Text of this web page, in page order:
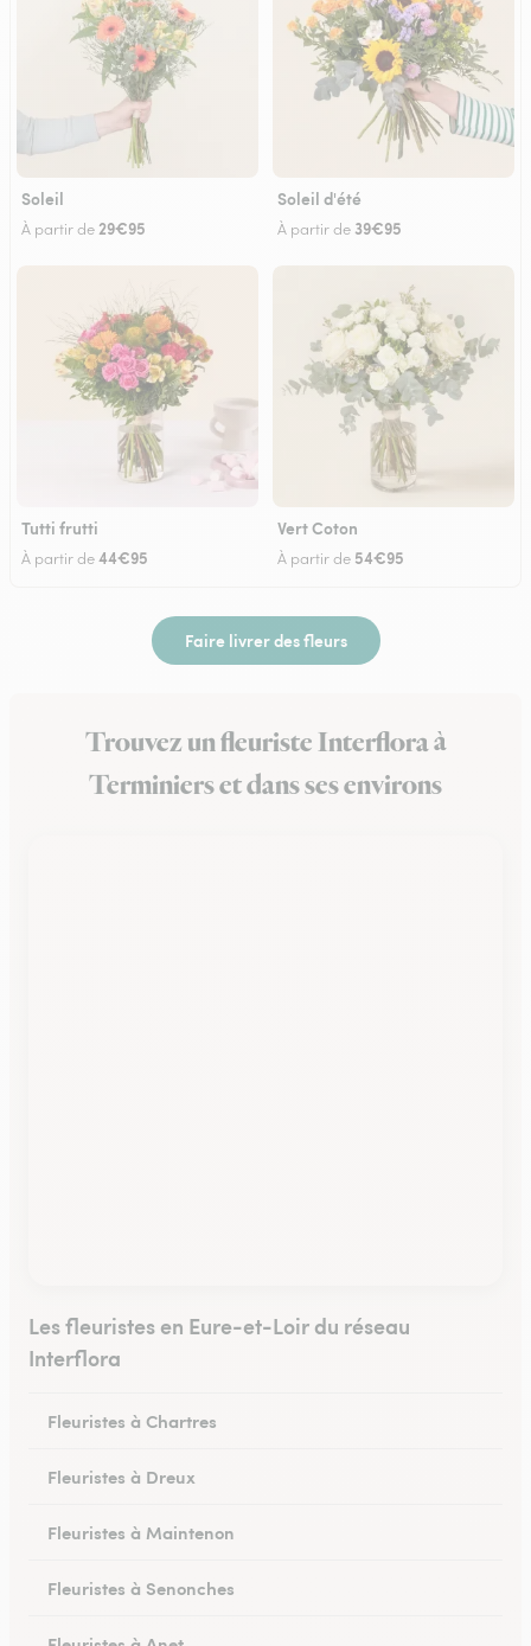
Soleil
À partir de 29€95
Soleil d'été
À partir de 39€95
Tutti frutti
À partir de44€95
Vert Coton
À partir de 54€95
Faire livrer des fleurs
Trouvez un fleuriste Interflora à
Terminiers et dans ses environs
Les fleuristes en Eure-et-Loir du réseau
Interflora
Fleuristes à Chartres
Fleuristes à Dreux
Fleuristes à Maintenon
Fleuristes à Senonches